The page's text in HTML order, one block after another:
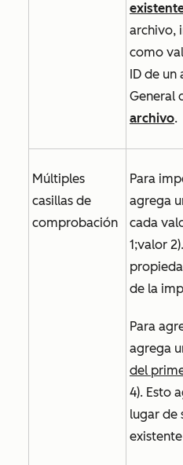
archivo,
como
ID de un
General
archivo.
Múltiples
casillas de
comprobación
Para
agrega
cada
1;valor
de la
Para
agrega
del
4). Esto
lugar de